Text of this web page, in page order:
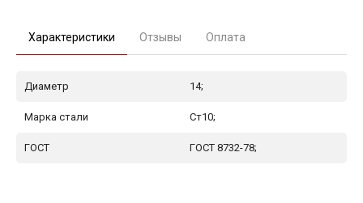
Характеристики Отзывы Оплата
Диаметр 14;
Марка стали Ст10;
ГОСТ ГОСТ 8732-78;